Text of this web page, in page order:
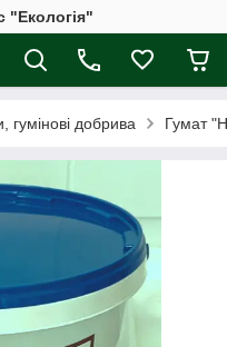
"Екологія"
гумінові добрива Гумат